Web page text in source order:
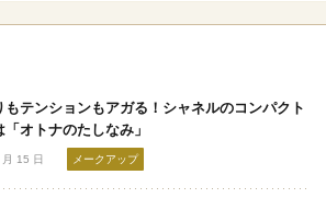
もテンションもアガる！シャネルのコンパクト
「オトナのたしなみ」
15 日 メークアップ